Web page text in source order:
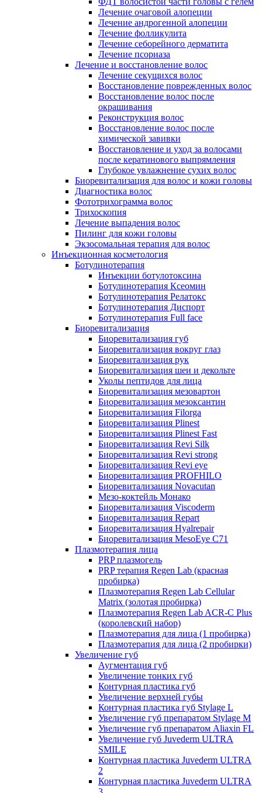
Лечение очаговой алопеции
Лечение андрогенной алопеции
Лечение фолликулита
Лечение себорейного дерматита
Лечение псориаза
Лечение и восстановление волос
Лечение секущихся волос
Восстановление поврежденных волос
Восстановление волос после
окрашивания
Реконструкция волос
Восстановление волос после
химической завивки
Восстановление и уход за волосами
после кератинового выпрямления
Глубокое увлажнение сухих волос
Биоревитализация для волос и кожи головы
Диагностика волос
Фототрихограмма волос
Трихоскопия
Лечение выпадения волос
Пилинг для кожи головы
Экзосомальная терапия для волос
Инъекционная косметология
Ботулинотерапия
Инъекции ботулотоксина
Ботулинотерапия Ксеомин
Ботулинотерапия Релатокс
Ботулинотерапия Диспорт
Ботулинотерапия Full face
Биоревитализация
Биоревитализация губ
Биоревитализация вокруг глаз
Биоревитализация рук
Биоревитализация шеи и декольте
Уколы пептидов для лица
Биоревитализация мезовартон
Биоревитализация мезоксантин
Биоревитализация Filorga
Биоревитализация Plinest
Биоревитализация Plinest Fast
Биоревитализация Revi Silk
Биоревитализация Revi strong
Биоревитализация Revi eye
Биоревитализация PROFHILO
Биоревитализация Novacutan
Мезо-коктейль Монако
Биоревитализация Viscoderm
Биоревитализация Repart
Биоревитализация Hyalrepair
Биоревитализация MesoEye C71
Плазмотерапия лица
PRP плазмогель
PRP терапия Regen Lab (красная
пробирка)
Плазмотерапия Regen Lab Cellular
Matrix (золотая пробирка)
Плазмотерапия Regen Lab ACR-C Plus
(королевский набор)
Плазмотерапия для лица (1 пробирка)
Плазмотерапия для лица (2 пробирки)
Увеличение губ
Аугментация губ
Увеличение тонких губ
Контурная пластика губ
Увеличение верхней губы
Контурная пластика губ Stylage L
Увеличение губ препаратом Stylage M
Увеличение губ препаратом Aliaxin FL
Увеличение губ Juvederm ULTRA
SMILE
Контурная пластика Juvederm ULTRA
2
Контурная пластика Juvederm ULTRA